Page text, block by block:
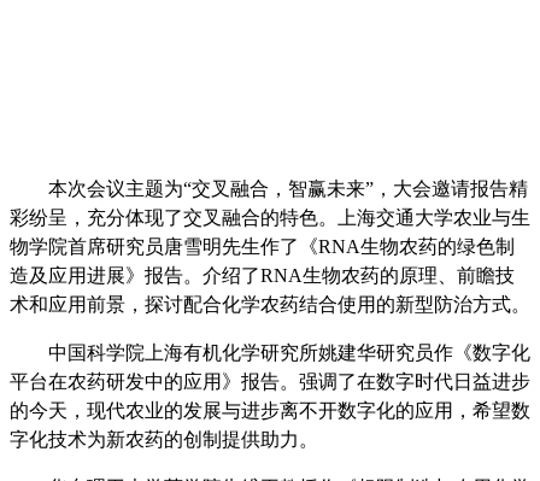
本次会议主题为“交叉融合，智赢未来”，大会邀请报告精
彩纷呈，充分体现了交叉融合的特色。上海交通大学农业与生
物学院首席研究员唐雪明先生作了《RNA生物农药的绿色制
造及应用进展》报告。介绍了RNA生物农药的原理、前瞻技
术和应用前景，探讨配合化学农药结合使用的新型防治方式。
中国科学院上海有机化学研究所姚建华研究员作《数字化
平台在农药研发中的应用》报告。强调了在数字时代日益进步
的今天，现代农业的发展与进步离不开数字化的应用，希望数
字化技术为新农药的创制提供助力。